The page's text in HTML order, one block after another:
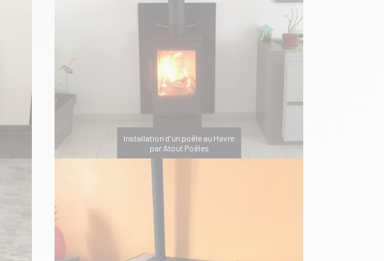
Installation d'un poêle au Havre
par Atout Poêles